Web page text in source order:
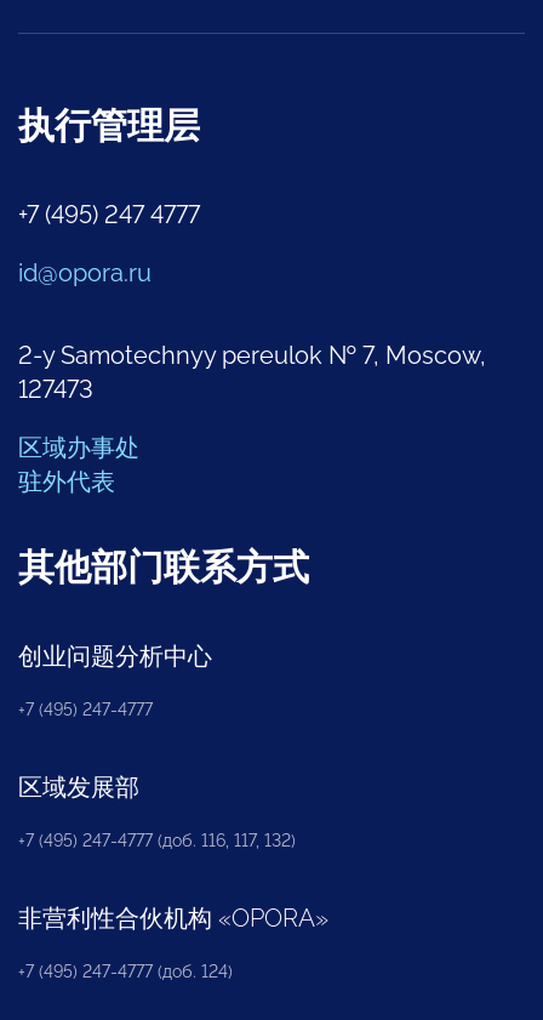
执行管理层
+7 (495) 247 4777
id@opora.ru
2-y Samotechnyy pereulok № 7, Moscow,
127473
区域办事处
驻外代表
其他部门联系方式
创业问题分析中心
+7 (495) 247-4777
区域发展部
+7 (495) 247-4777 (доб. 116, 117, 132)
非营利性合伙机构 «OPORA»
+7 (495) 247-4777 (доб. 124)